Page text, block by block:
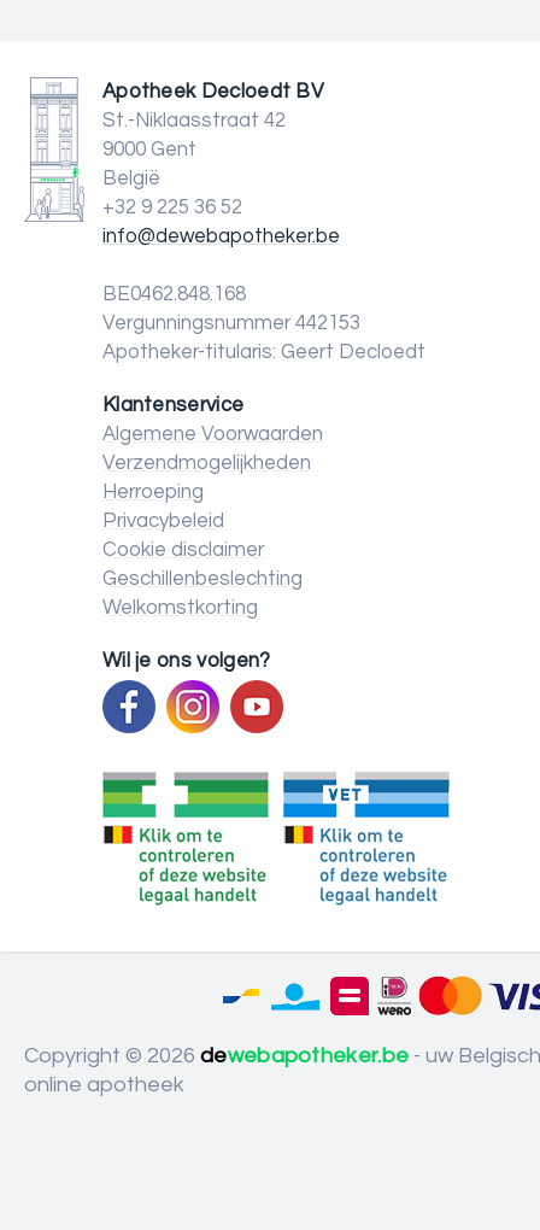
Apotheek Decloedt BV
St.-Niklaasstraat 42
9000 Gent
België
+32 9 225 36 52
info@dewebapotheker.be
BE0462.848.168
Vergunningsnummer 442153
Apotheker-titularis: Geert Decloedt
Klantenservice
Algemene Voorwaarden
Verzendmogelijkheden
Herroeping
Privacybeleid
Cookie disclaimer
Geschillenbeslechting
Welkomstkorting
Wil je ons volgen?
Copyright © 2026 dewebapotheker.be - uw
online apotheek